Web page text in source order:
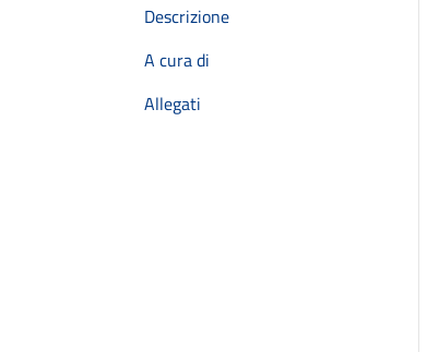
Descrizione
A cura di
Allegati